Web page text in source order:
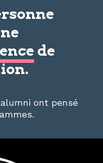
de
ont pensé